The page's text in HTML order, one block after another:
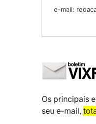
e-mail:
Os principais
seu e-mail,